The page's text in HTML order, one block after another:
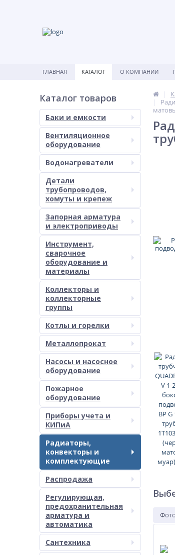
ГЛАВНАЯ КАТАЛОГ О КОМПАНИИ
Каталог товаров
Баки и емкости
Вентиляционное
оборудование
Водонагреватели
Детали
трубопроводов,
хомуты и крепеж
Запорная арматура
и электроприводы
Инструмент,
сварочное
оборудование и
материалы
Коллекторы и
коллекторные
группы
Котлы и горелки
Металлопрокат
Насосы и насосное
оборудование
Пожарное
оборудование
Приборы учета и
КИПиА
Радиаторы,
конвекторы и
комплектующие
Распродажа
Регулирующая,
предохранительная
арматура и
автоматика
Сантехника
Фото